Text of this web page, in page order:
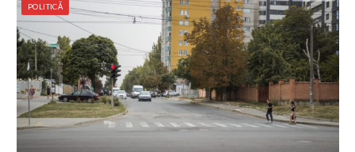
POLITICĂ